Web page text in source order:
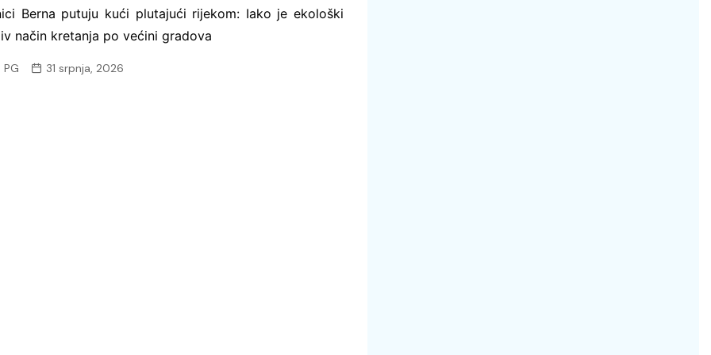
Berna putuju kući plutajući rijekom: Iako je ekološki
način kretanja po većini gradova
31 srpnja, 2026